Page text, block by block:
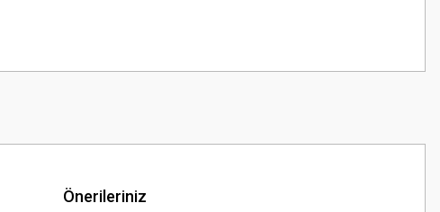
Önerileriniz